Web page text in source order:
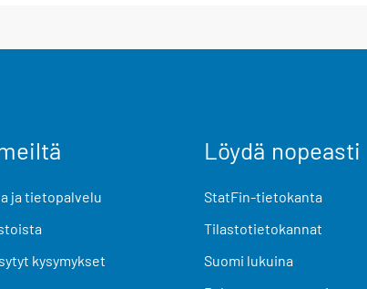
ja tietopalvelu
kysymykset
Löydä nopeasti
StatFin-tietokanta
Tilastotietokannat
Suomi lukuina